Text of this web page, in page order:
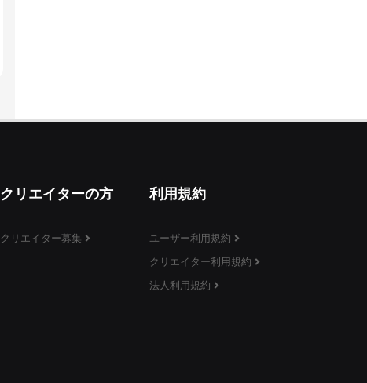
クリエイターの方
クリエイター募集
利用規約
ユーザー利用規約
クリエイター利用規約
法人利用規約